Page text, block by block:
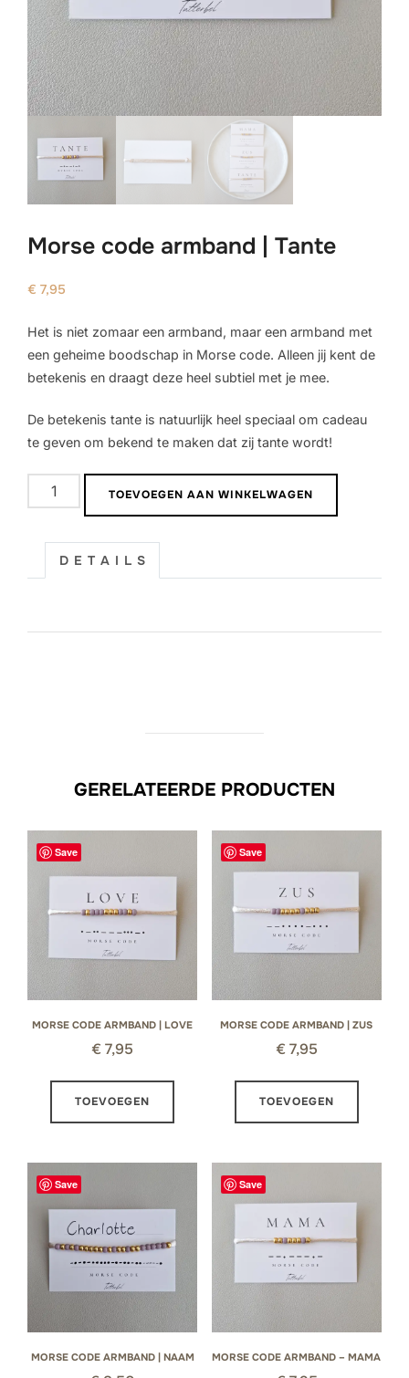
Morse code armband | Tante
€ 7,95
Het is niet zomaar een armband, maar een armband met
een geheime boodschap in Morse code. Alleen jij kent de
betekenis en draagt deze heel subtiel met je mee.
De betekenis tante is natuurlijk heel speciaal om cadeau
te geven om bekend te maken dat zij tante wordt!
Morse
code
Tante
TOEVOEGEN AAN WINKELWAGEN
D E T A I L S
GERELATEERDE PRODUCTEN
Save
MORSE CODE ARMBAND | LOVE
€ 7,95
TOEVOEGEN
Save
MORSE CODE ARMBAND | ZUS
€ 7,95
TOEVOEGEN
Save
MORSE CODE ARMBAND | NAAM
Save
MORSE CODE ARMBAND – MAMA